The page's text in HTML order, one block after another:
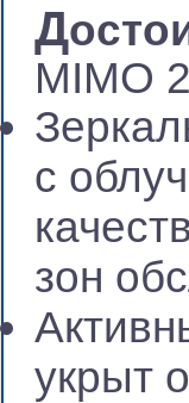
Д
MIMO
с
зон
укрыт